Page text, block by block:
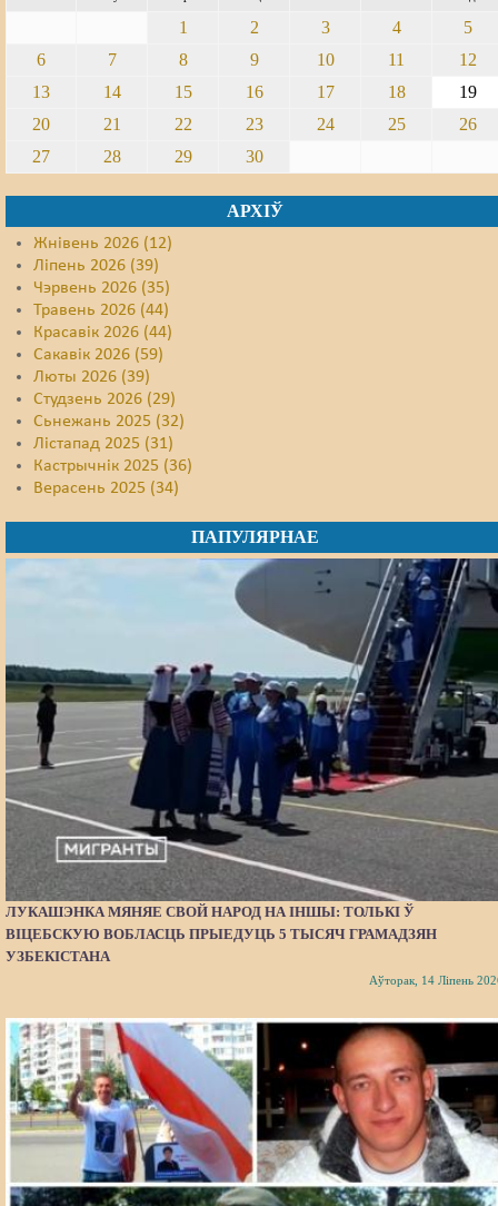
1 2 3 4
5
6
7 8 9 10 11
12
13
14 15 16 17 18
19
20
21 22 23 24 25
26
27
28 29 30
АРХІЎ
Жнівень 2026 (12)
Ліпень 2026 (39)
Чэрвень 2026 (35)
Травень 2026 (44)
Красавік 2026 (44)
Сакавік 2026 (59)
Люты 2026 (39)
Студзень 2026 (29)
Сьнежань 2025 (32)
Лістапад 2025 (31)
Кастрычнік 2025 (36)
Верасень 2025 (34)
ПАПУЛЯРНАЕ
ЛУКАШЭНКА МЯНЯЕ СВОЙ НАРОД НА ІНШЫ: ТОЛЬКІ Ў
ВІЦЕБСКУЮ ВОБЛАСЦЬ ПРЫЕДУЦЬ 5 ТЫСЯЧ ГРАМАДЗЯН
УЗБЕКІСТАНА
Аўторак, 14 Ліпень